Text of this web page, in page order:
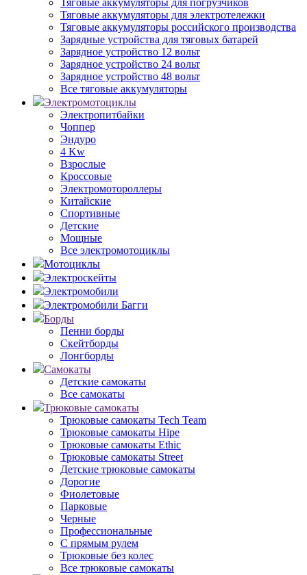
Тяговые аккумуляторы для погрузчиков
Тяговые аккумуляторы для электротележки
Тяговые аккумуляторы российского производства
Зарядные устройства для тяговых батарей
Зарядное устройство 12 вольт
Зарядное устройство 24 вольт
Зарядное устройство 48 вольт
Все тяговые аккумуляторы
Электромотоциклы
Электропитбайки
Чоппер
Эндуро
4 Kw
Взрослые
Кроссовые
Электромотороллеры
Китайские
Спортивные
Детские
Мощные
Все электромотоциклы
Мотоциклы
Электроскейты
Электромобили
Электромобили Багги
Борды
Пенни борды
Скейтборды
Лонгборды
Самокаты
Детские самокаты
Все самокаты
Трюковые самокаты
Трюковые самокаты Tech Team
Трюковые самокаты Hipe
Трюковые самокаты Ethic
Трюковые самокаты Street
Детские трюковые самокаты
Дорогие
Фиолетовые
Парковые
Черные
Профессиональные
С прямым рулем
Трюковые без колес
Все трюковые самокаты